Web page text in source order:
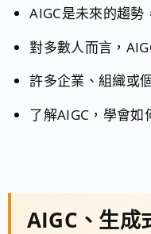
AIGC是未來的趨
對多數人而言，
許多企業、組織或
了解AIGC，學會如
AIGC、生成